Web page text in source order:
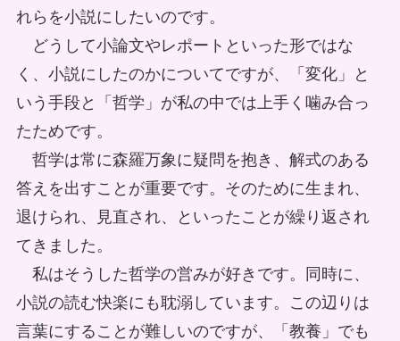
れらを小説にしたいのです。
どうして小論文やレポートといった形ではな
く、小説にしたのかについてですが、「変化」と
いう手段と「哲学」が私の中では上手く噛み合っ
たためです。
哲学は常に森羅万象に疑問を抱き、解式のある
答えを出すことが重要です。そのために生まれ、
退けられ、見直され、といったことが繰り返され
てきました。
私はそうした哲学の営みが好きです。同時に、
小説の読む快楽にも耽溺しています。この辺りは
言葉にすることが難しいのですが、「教養」でも